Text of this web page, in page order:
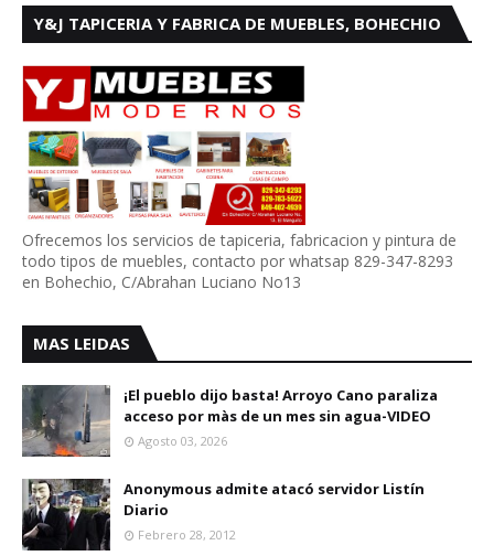
Y&J TAPICERIA Y FABRICA DE MUEBLES, BOHECHIO
Ofrecemos los servicios de tapiceria, fabricacion y pintura de
todo tipos de muebles, contacto por whatsap 829-347-8293
en Bohechio, C/Abrahan Luciano No13
MAS LEIDAS
¡El pueblo dijo basta! Arroyo Cano paraliza
acceso por màs de un mes sin agua-VIDEO
Agosto 03, 2026
Anonymous admite atacó servidor Listín
Diario
Febrero 28, 2012